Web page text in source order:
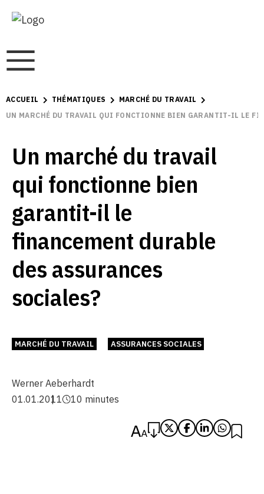
ACCUEIL THÉMATIQUES
MARCHÉ DU TRAVAIL
UN MARCHÉ DU TRAVAIL QUI FONCTIONNE BIEN GARANTIT-IL LE
Un marché du travail
qui fonctionne bien
garantit-il le
financement durable
des assurances
sociales?
MARCHÉ DU TRAVAIL ASSURANCES SOCIALES
Werner Aeberhardt
01.01.2011
10 minutes